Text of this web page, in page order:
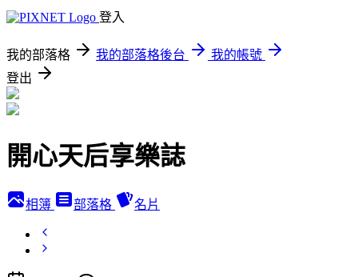
登入
我的部落格 我的部落格後台
我的帳號
登出
開心天后享樂誌
相簿 部落格 名片